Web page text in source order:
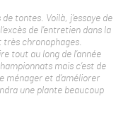
tontes. Voilà, j’essaye de
de l’entretien dans la
très chronophages.
tout au long de l’année
mais c’est de
ménager et d’améliorer
une plante beaucoup